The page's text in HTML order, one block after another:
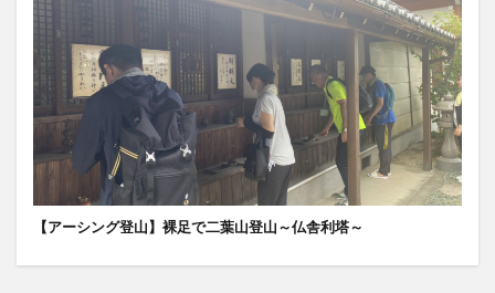
【アーシング登山】裸足で二葉山登山～仏舎利塔～